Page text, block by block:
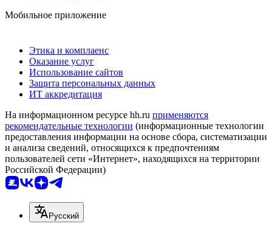
Мобильное приложение
Этика и комплаенс
Оказание услуг
Использование сайтов
Защита персональных данных
ИТ аккредитация
На информационном ресурсе hh.ru применяются
рекомендательные технологии (информационные технологии
предоставления информации на основе сбора, систематизации
и анализа сведений, относящихся к предпочтениям
пользователей сети «Интернет», находящихся на территории
Российской Федерации)
Русский